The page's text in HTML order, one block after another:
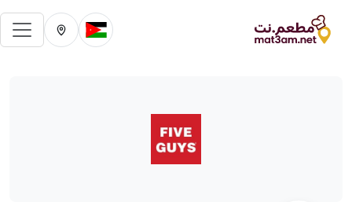
تغيير الدولة الحالية
تغيير المدينة